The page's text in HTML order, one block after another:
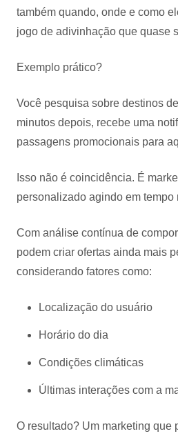
também quando, onde e como
jogo de adivinhação que quase
Exemplo prático?
Você pesquisa sobre destinos
minutos depois, recebe uma
passagens promocionais para
Isso não é coincidência. É
personalizado agindo em tempo
Com análise contínua de
podem criar ofertas ainda mais
considerando fatores como:
Localização do usuário
Horário do dia
Condições climáticas
Últimas interações com a
O resultado? Um marketing que